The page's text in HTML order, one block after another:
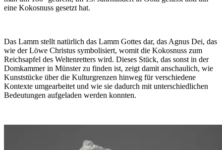
eine Kokosnuss gesetzt hat.
Das Lamm stellt natürlich das Lamm Gottes dar, das Agnus Dei, das
wie der Löwe Christus symbolisiert, womit die Kokosnuss zum
Reichsapfel des Weltenretters wird. Dieses Stück, das sonst in der
Domkammer in Münster zu finden ist, zeigt damit anschaulich, wie
Kunststücke über die Kulturgrenzen hinweg für verschiedene
Kontexte umgearbeitet und wie sie dadurch mit unterschiedlichen
Bedeutungen aufgeladen werden konnten.